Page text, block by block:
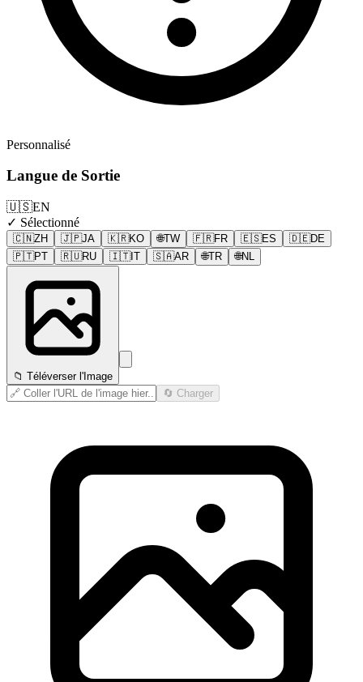
Personnalisé
Langue de Sortie
🇺🇸EN
✓ Sélectionné
🇨🇳ZH 🇯🇵JA 🇰🇷KO 🌐TW 🇫🇷FR 🇪🇸ES 🇩🇪DE
🇵🇹PT 🇷🇺RU 🇮🇹IT 🇸🇦AR 🌐TR 🌐NL
📁 Téléverser l'Image
🔄 Charger